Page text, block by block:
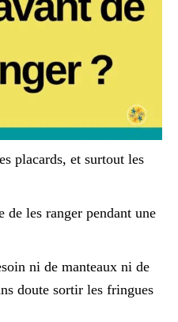
placards, et surtout les
de les ranger pendant une
ni de manteaux ni de
doute sortir les fringues